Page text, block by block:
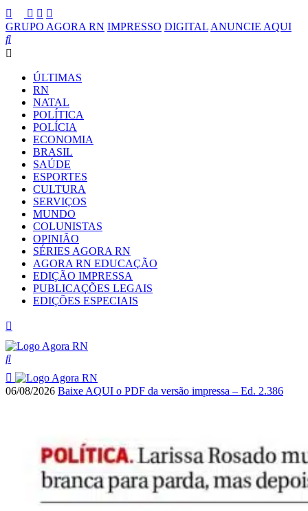
GRUPO AGORA RN IMPRESSO DIGITAL ANUNCIE AQUI
ÚLTIMAS
RN
NATAL
POLÍTICA
POLÍCIA
ECONOMIA
BRASIL
SAÚDE
ESPORTES
CULTURA
SERVIÇOS
MUNDO
COLUNISTAS
OPINIÃO
SÉRIES AGORA RN
AGORA RN EDUCAÇÃO
EDIÇÃO IMPRESSA
PUBLICAÇÕES LEGAIS
EDIÇÕES ESPECIAIS
06/08/2026 Baixe AQUI o PDF da versão impressa – Ed. 2.386